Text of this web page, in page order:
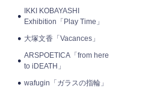
IKKI KOBAYASHI
Exhibition「Play Time」
大塚文香「Vacances」
ARSPOETICA「from here
to iDEATH」
wafugin「ガラスの指輪」